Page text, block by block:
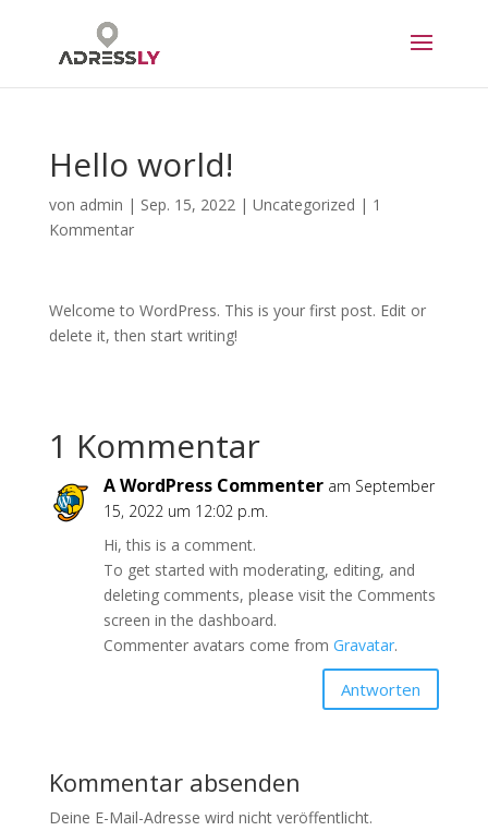
Hello world!
von admin | Sep. 15, 2022| Uncategorized | 1
Kommentar
Welcome to WordPress. This is your first post. Edit or
delete it, then start writing!
1 Kommentar
A WordPress Commenter am September
15, 2022 um 12:02 p.m.
Hi, this is a comment.
To get started with moderating, editing, and
deleting comments, please visit the Comments
screen in the dashboard.
Commenter avatars come from Gravatar.
Antworten
Kommentar absenden
Deine E-Mail-Adresse wird nicht veröffentlicht.